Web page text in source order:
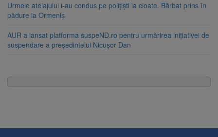
Urmele atelajului i-au condus pe polițiști la cioate. Bărbat prins în
pădure la Ormeniș
AUR a lansat platforma suspeND.ro pentru urmărirea inițiativei de
suspendare a președintelui Nicușor Dan